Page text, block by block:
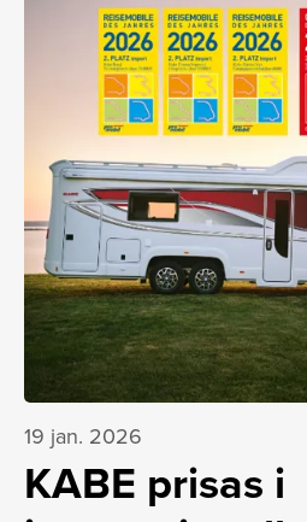
19 jan. 2026
KABE prisas i